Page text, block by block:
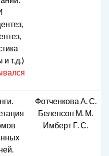
и т.д.)
Фотченкова А. С.
Беленсон М. М.
Имберт Г. С.